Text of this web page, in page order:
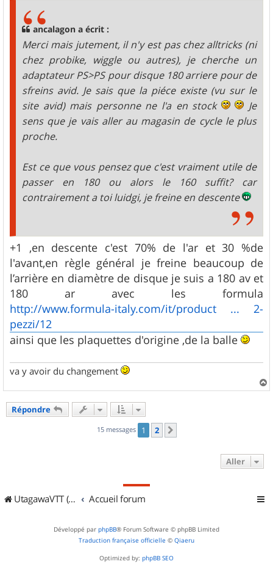
ancalagon a écrit :
Merci mais jutement, il n'y est pas chez alltricks (ni
chez probike, wiggle ou autres), je cherche un
adaptateur PS>PS pour disque 180 arriere pour de
sfreins avid. Je sais que la piéce existe (vu sur le
site avid) mais personne ne l'a en stock
Je
sens que je vais aller au magasin de cycle le plus
proche.
Est ce que vous pensez que c'est vraiment utile de
passer en 180 ou alors le 160 suffit? car
contrairement a toi luidgi, je freine en descente
+1 ,en descente c'est 70% de l'ar et 30 %de
l'avant,en règle général je freine beaucoup de
l’arrière en diamètre de disque je suis a 180 av et
180 ar avec les formula
http://www.formula-italy.com/it/product ... 2-
pezzi/12
ainsi que les plaquettes d'origine ,de la balle
va y avoir du changement
a
Répondre
15 messages 1 2
Aller
UtagawaVTT (Randos VTT et VTTAE avec traces GPS) Accueil forum
Développé par phpBB® Forum Software © phpBB Limited
Traduction française officielle © Qiaeru
Optimized by: phpBB SEO